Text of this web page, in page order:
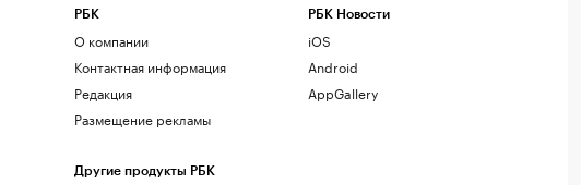
РБК
О компании
Контактная информация
Редакция
Размещение рекламы
Другие продукты РБК
РБК Новости
iOS
Android
AppGallery